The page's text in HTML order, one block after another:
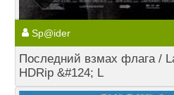
Sp@ider
Последний взмах флага /
HDRip &#124; L